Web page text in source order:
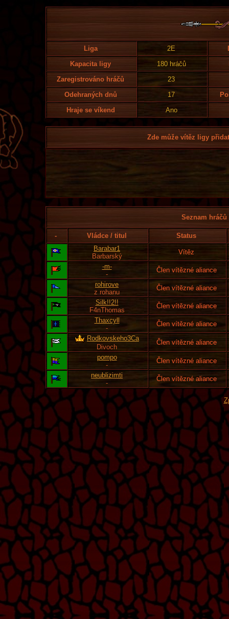
Liga 2E
Kapacita ligy
180 hráčů
Zaregistrováno hráčů
23
Odehraných dnů
17
Hraje se víkend
Ano
Zde může vítěz ligy
Seznam
- Vládce / titul
Status
Barabar1
Barbarský
Vítěz
-m-
-
Člen vítězné aliance
rohirove
z rohanu
Člen vítězné aliance
Silk!!2!!
F4nThomas
Člen vítězné aliance
Thaxcyll
-
Člen vítězné aliance
Rodkovskeho3Ca
Divoch
Člen vítězné aliance
pompo
-
Člen vítězné aliance
neublizimti
-
Člen vítězné aliance